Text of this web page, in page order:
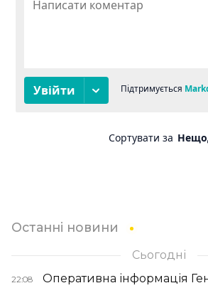
Останні новини
Сьогодні
22:08
Оперативна інформація